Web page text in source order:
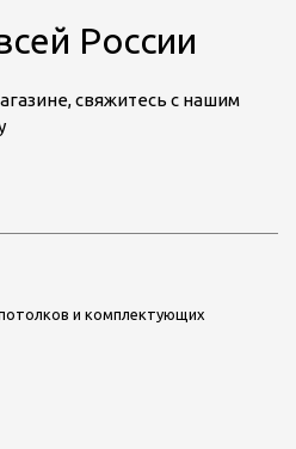
России
свяжитесь с нашим
и комплектующих